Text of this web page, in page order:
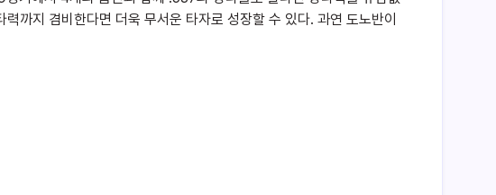
까지 겸비한다면 더욱 무서운 타자로 성장할 수 있다. 과연 도노반이